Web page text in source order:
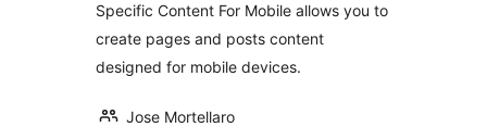
without
redirections
Specific Content For Mobile allows you to
create pages and posts content
designed for mobile devices.
Jose Mortellaro